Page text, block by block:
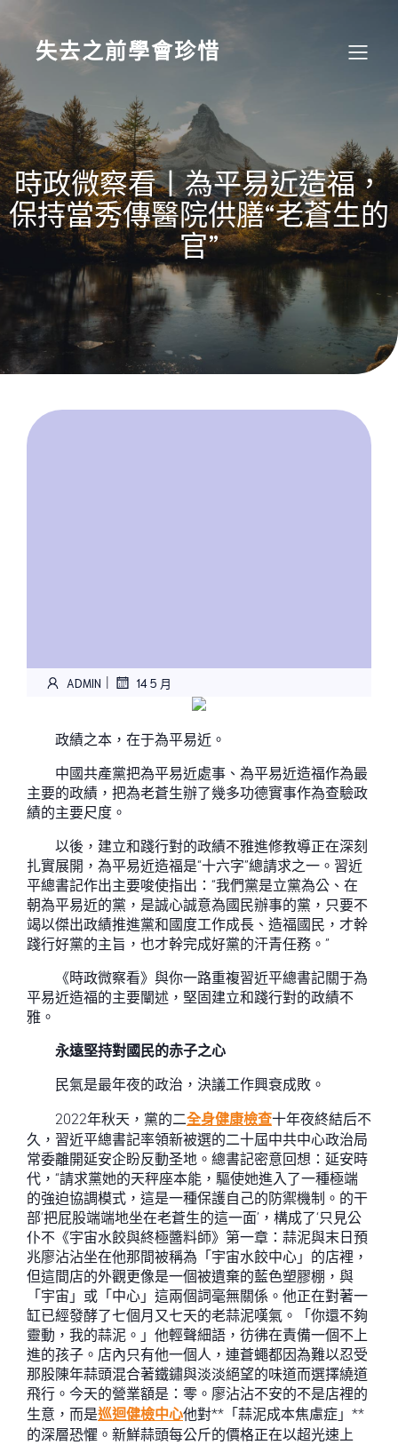
content
失去之前學會珍惜
時政微察看丨為平易近造福，
保持當秀傳醫院供膳“老蒼生的
官”
ADMIN | 14 5 月
政績之本，在于為平易近。
中國共產黨把為平易近處事、為平易近造福作為最
主要的政績，把為老蒼生辦了幾多功德實事作為查驗政
績的主要尺度。
以後，建立和踐行對的政績不雅進修教導正在深刻
扎實展開，為平易近造福是“十六字”總請求之一。習近
平總書記作出主要唆使指出：“我們黨是立黨為公、在
朝為平易近的黨，是誠心誠意為國民辦事的黨，只要不
竭以傑出政績推進黨和國度工作成長、造福國民，才幹
踐行好黨的主旨，也才幹完成好黨的汗青任務。”
《時政微察看》與你一路重複習近平總書記關于為
平易近造福的主要闡述，堅固建立和踐行對的政績不
雅。
永遠堅持對國民的赤子之心
民氣是最年夜的政治，決議工作興衰成敗。
2022年秋天，黨的二全身健康檢查十年夜終結后不
久，習近平總書記率領新被選的二十屆中共中心政治局
常委離開延安企盼反動圣地。總書記密意回想：延安時
代，“請求黨她的天秤座本能，驅使她進入了一種極端
的強迫協調模式，這是一種保護自己的防禦機制。的干
部‘把屁股端端地坐在老蒼生的這一面’，構成了‘只見公
仆不《宇宙水餃與終極醬料師》第一章：蒜泥與末日預
兆廖沾沾坐在他那間被稱為「宇宙水餃中心」的店裡，
但這間店的外觀更像是一個被遺棄的藍色塑膠棚，與
「宇宙」或「中心」這兩個詞毫無關係。他正在對著一
缸已經發酵了七個月又七天的老蒜泥嘆氣。「你還不夠
靈動，我的蒜泥。」他輕聲細語，彷彿在責備一個不上
進的孩子。店內只有他一個人，連蒼蠅都因為難以忍受
那股陳年蒜頭混合著鐵鏽與淡淡絕望的味道而選擇繞道
飛行。今天的營業額是：零。廖沾沾不安的不是店裡的
生意，而是巡迴健檢中心他對**「蒜泥成本焦慮症」**
的深層恐懼。新鮮蒜頭每公斤的價格正在以超光速上